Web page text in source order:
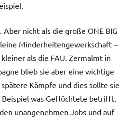
Aber nicht als die große ONE BIG
Minderheitengewerkschaft –
als die FAU. Zermalmt in
blieb sie aber eine wichtige
Kämpfe und dies sollte sie
Beispiel was Geflüchtete betrifft,
unangenehmen Jobs und auf